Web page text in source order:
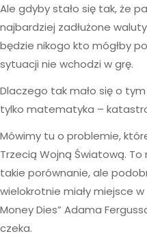
Ale gdyby stało się tak, że
najbardziej zadłużone
będzie nikogo kto mógłby
sytuacji nie wchodzi w grę.
Dlaczego tak mało się o
tylko matematyka –
Mówimy tu o problemie,
Trzecią Wojną Światową.
takie porównanie, ale
wielokrotnie miały miejsce w
Money Dies” Adama
czeka.